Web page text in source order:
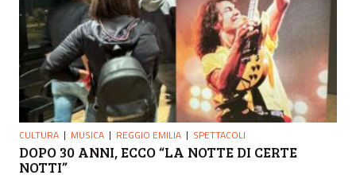
CULTURA MUSICA REGGIO EMILIA SPETTACOLI
DOPO 30 ANNI, ECCO “LA NOTTE DI CERTE
NOTTI”